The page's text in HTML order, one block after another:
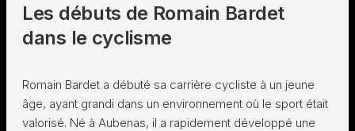
Les débuts de Romain Bardet
dans le cyclisme
Romain Bardet a débuté sa carrière cycliste à un jeune
âge, ayant grandi dans un environnement où le sport était
valorisé. Né à Aubenas, il a rapidement développé une